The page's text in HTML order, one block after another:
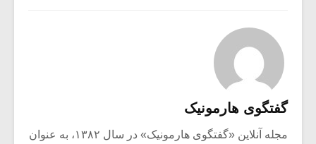
گفتگوی هارمونیک
مجله آنلاین «گفتگوی هارمونیک» در سال ۱۳۸۲، به عنوان